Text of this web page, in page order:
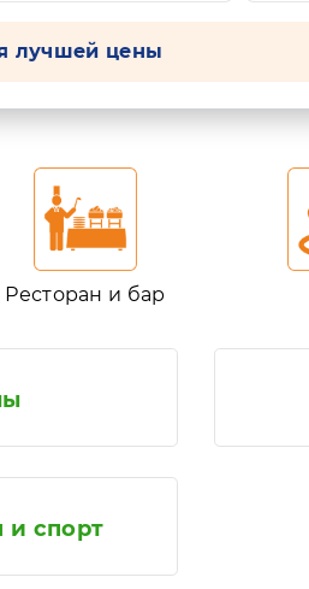
лучшей цены
Ресторан и бар
и спорт